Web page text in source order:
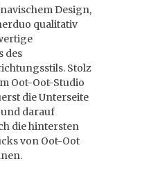
Design,
qualitativ
des
Stolz
Oot-Oot-Studio
die Unterseite
darauf
die hintersten
von Oot-Oot